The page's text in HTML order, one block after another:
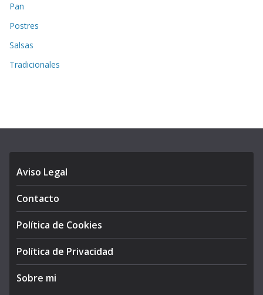
Pan
Postres
Salsas
Tradicionales
Aviso Legal
Contacto
Política de Cookies
Política de Privacidad
Sobre mi